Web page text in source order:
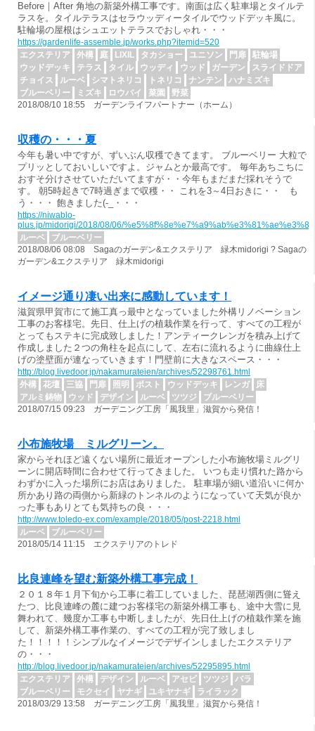
Before｜After 角地の新築外構工事です。南面は広く駐車場とタイルテ
ラスを。タイルテラスはセラウッディータイルでウッドデッキ風に。
駐輪場の屋根はシュエットテラスでおしゃれ・・・
https://gardenlife-assemble.jp/works.php?itemid=520
エクステリア
外構 庭 LIXIL タカショー ユニソン 門扉
駐輪場
ウッドデッキ
テラス タイル ウッディ ウッド ガーデン
スライドドア
チョイス
ルーベ シマトネリコ トネリコ ナンテン
ハナミズキ
ブルーベリー
ミズキ ロウバイ 菜園
野菜
2018/08/10 18:55 ガーデンライフパートナー（ホーム）
収穫の・・・夏
今年も暑い中ですが、ずいぶん収穫できてます。 ブルーベリー 大粒で
プリッとしておいしいですよ。ジャムとか最高です。 毎年あちこちに
おすそ分けさせていただいてますが・・今年もまだまだ採れそうで
す。 朝5時起きで7時過ぎまで収穫・・ これを3～4日おきに・・ も
う・・・ 飽きました(-_・・・
https://niwablo-
plus.jp/midorigi/2018/08/06/
ルーベ
ブルーベリー
2018/08/06 08:08 Sagaのガーデン&エクステリア 緑木midorigi ? Sagaの
ガーデン&エクステリア 緑木midorigi
イメージ通り凄い出来に感動しています！
滋賀県甲賀市にて施工真っ最中となっていました外構リノベーション
工事のお客様宅。先日、仕上げの植栽作業を行って、すべての工程が
とってもステキに完成致しました！アンティークレンガを積み上げて
作成しました２つの角柱を起点にして、左右に流れるように曲線仕上
げの塗壁面が連なっていきます！門壁前に大きなスペース・・・
http://blog.livedoor.jp/nakamurateien/archives/52298761.html
外構
花壇 三協 門扉 照明 ポスト ウッドデッキ レンガ
床
アルミ鋳物
ウッド デザイン ルーベ ツツジ
ブルーベリー
2018/07/15 09:23 ガーデニング工房「風我里」滋賀から発信！
小布施牧場 ミルグリーン。
家からそれほど遠くない場所に最近オープンした小布施牧場ミルグリ
ーンに開店時間に合わせて行ってきました。 いつも走り慣れた路から
わずかに入った場所にお店はありました。 駐車場が細い道沿いに何か
所かあり路の両側から新緑のトンネルのようになっていて天気が良か
った事もありとても気持ちの良・・・
http://www.toledo-ex.com/example/2018/05/post-2218.html
ルーベ
ブルーベリー
2018/05/14 11:15 エクステリアのトレド
比良連峰を望む新築外構工事完成！
２０１８年１月下旬から工事に着工していました、琵琶湖西側に聳え
たつ、比良連峰の麓に建つお客様宅の新築外構工事も、途中大雪に見
舞われて、幾度か工事も中断しましたが、先日仕上げの植栽作業を施
して、新築外構工事作業の、すべての工程が完了致しまし
た！！！！！シンプルなイメージでデザインしましたエクステリア
の・・・
http://blog.livedoor.jp/nakamurateien/archives/52295895.html
エクステリア
外構 デザイン ルーベ アセビ ツツジ
バラ
ブルーベリー
モクセイ ヤナギ ユキヤナギ
ライラック
2018/03/29 13:58 ガーデニング工房「風我里」滋賀から発信！